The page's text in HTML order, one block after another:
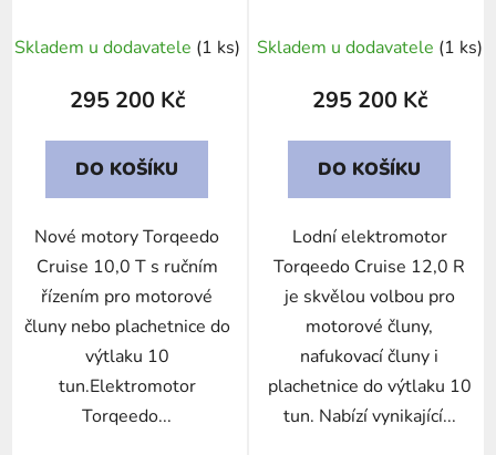
Skladem u dodavatele (1 ks)
295 200 Kč
DO KOŠÍKU
Nové motory Torqeedo
Cruise 10,0 T s ručním
řízením pro motorové
čluny nebo plachetnice do
výtlaku 10
tun.Elektromotor
Torqeedo...
Skladem u dodavatele (1 ks)
295 200 Kč
DO KOŠÍKU
Lodní elektromotor
Torqeedo Cruise 12,0 R
je skvělou volbou pro
motorové čluny,
nafukovací čluny i
plachetnice do výtlaku 10
tun. Nabízí vynikající...